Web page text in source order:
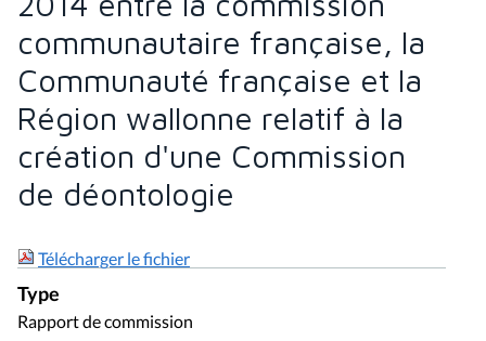
communautaire française, la
Communauté française et la
Région wallonne relatif à la
création d'une Commission
de déontologie
Télécharger le fichier
Type
Rapport de commission